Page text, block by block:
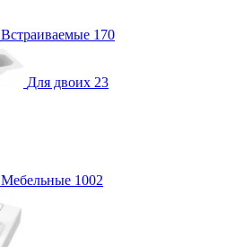
Встраиваемые 170
Для двоих 23
Мебельные 1002